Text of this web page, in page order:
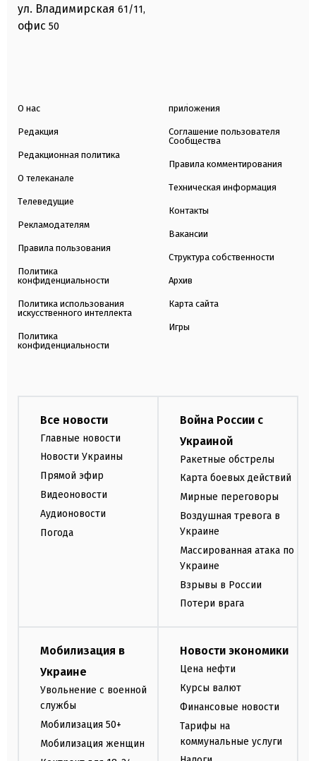
ул. Владимирская 61/11,
офис 50
О нас
Редакция
Редакционная политика
О телеканале
Телеведущие
Рекламодателям
Правила пользования
Политика
конфиденциальности
Политика использования
искусственного интеллекта
Политика
конфиденциальности
приложения
Соглашение пользователя
Сообщества
Правила комментирования
Техническая информация
Контакты
Вакансии
Структура собственности
Архив
Карта сайта
Игры
Все новости
Главные новости
Новости Украины
Прямой эфир
Видеоновости
Аудионовости
Погода
Война России с
Украиной
Ракетные обстрелы
Карта боевых действий
Мирные переговоры
Воздушная тревога в
Украине
Массированная атака по
Украине
Взрывы в России
Потери врага
Мобилизация в
Украине
Увольнение с военной
службы
Мобилизация 50+
Мобилизация женщин
Новости экономики
Цена нефти
Курсы валют
Финансовые новости
Тарифы на
коммунальные услуги